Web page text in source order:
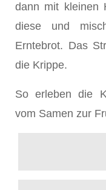
dann mit kleinen
diese und
Erntebrot. Das
die Krippe.
So erleben die
vom Samen zur